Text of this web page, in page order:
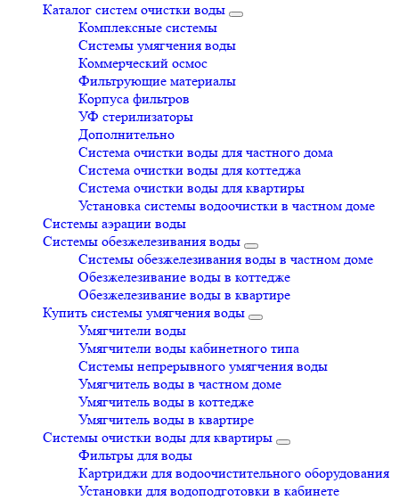
Каталог систем очистки воды
Комплексные системы
Системы умягчения воды
Коммерческий осмос
Фильтрующие материалы
Корпуса фильтров
УФ стерилизаторы
Дополнительно
Система очистки воды для частного дома
Система очистки воды для коттеджа
Система очистки воды для квартиры
Установка системы водоочистки в частном доме
Системы аэрации воды
Системы обезжелезивания воды
Системы обезжелезивания воды в частном доме
Обезжелезивание воды в коттедже
Обезжелезивание воды в квартире
Купить системы умягчения воды
Умягчители воды
Умягчители воды кабинетного типа
Системы непрерывного умягчения воды
Умягчитель воды в частном доме
Умягчитель воды в коттедже
Умягчитель воды в квартире
Системы очистки воды для квартиры
Фильтры для воды
Картриджи для водоочистительного оборудования
Установки для водоподготовки в кабинете